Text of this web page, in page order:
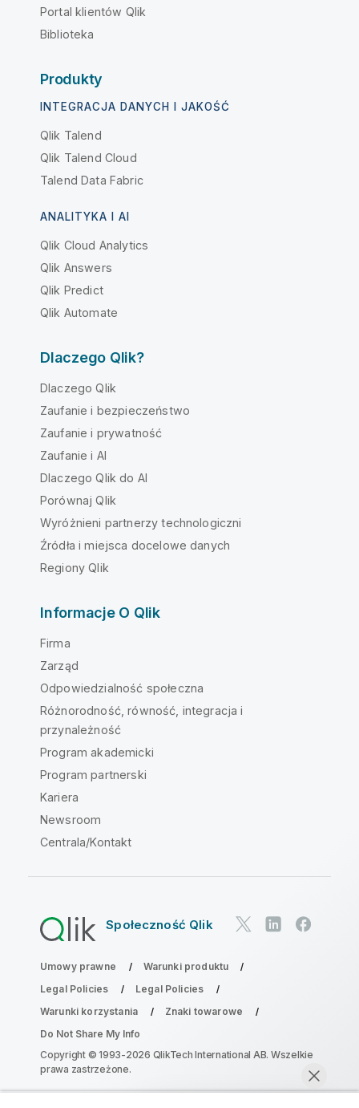
Portal klientów Qlik
Biblioteka
Produkty
INTEGRACJA DANYCH I JAKOŚĆ
Qlik Talend
Qlik Talend Cloud
Talend Data Fabric
ANALITYKA I AI
Qlik Cloud Analytics
Qlik Answers
Qlik Predict
Qlik Automate
Dlaczego Qlik?
Dlaczego Qlik
Zaufanie i bezpieczeństwo
Zaufanie i prywatność
Zaufanie i AI
Dlaczego Qlik do AI
Porównaj Qlik
Wyróżnieni partnerzy technologiczni
Źródła i miejsca docelowe danych
Regiony Qlik
Informacje O Qlik
Firma
Zarząd
Odpowiedzialność społeczna
Różnorodność, równość, integracja i
przynależność
Program akademicki
Program partnerski
Kariera
Newsroom
Centrala/Kontakt
Społeczność Qlik
Umowy prawne
Warunki produktu
Legal Policies
Legal Policies
Warunki korzystania
Znaki towarowe
Do Not Share My Info
Copyright © 1993-2026 QlikTech International AB. Wszelkie
prawa zastrzeżone.